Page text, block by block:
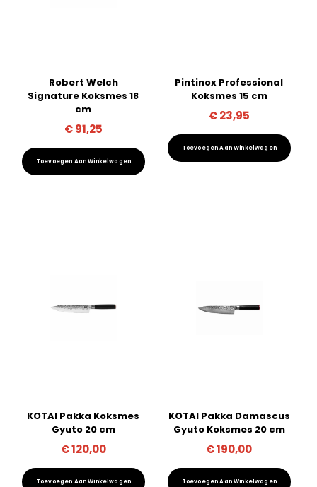
Robert Welch
Signature Koksmes 18
cm
€91,25
Toevoegen Aan Winkelwagen
Pintinox Professional
Koksmes 15 cm
€23,95
Toevoegen Aan Winkelwagen
KOTAI Pakka Koksmes
Gyuto 20 cm
€120,00
Toevoegen Aan Winkelwagen
KOTAI Pakka Damascus
Gyuto Koksmes 20 cm
€190,00
Toevoegen Aan Winkelwagen